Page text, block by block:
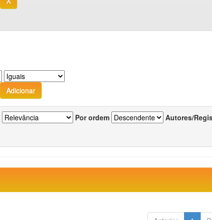
Por ordem Autores/